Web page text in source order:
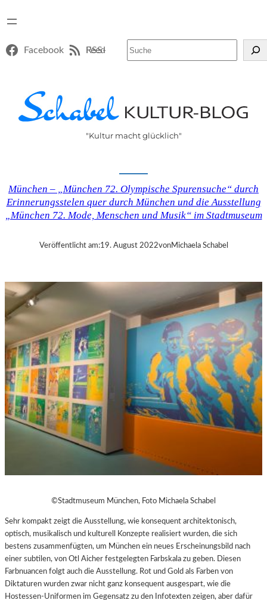
Facebook RSS-Feed
"Kultur macht glücklich"
München – „München 72. Olympische Spurensuche“ durch
Erinnerungsstelen quer durch München und die Ausstellung
„München 72. Mode, Menschen und Musik“ im Stadtmuseum
Veröffentlicht am:19. August 2022vonMichaela Schabel
©Stadtmuseum München, Foto Michaela Schabel
Sehr kompakt zeigt die Ausstellung, wie konsequent architektonisch,
optisch, musikalisch und kulturell Konzepte realisiert wurden, die sich
bestens zusammenfügten, um München ein neues Erscheinungsbild nach
einer subtilen, von Otl Aicher festgelegten Farbskala zu geben. Diesen
Farbnuancen folgt auch die Ausstellung. Rot und Gold als Farben von
Diktaturen wurden zwar nicht ganz konsequent ausgespart, wie die
Hostessen-Uniformen im Gegensatz zu den Infotexten zeigen, aber dafür